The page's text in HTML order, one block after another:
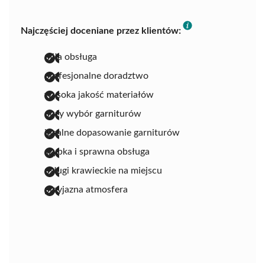
Najczęściej doceniane przez klientów:
miła obsługa
profesjonalne doradztwo
wysoka jakość materiałów
duży wybór garniturów
idealne dopasowanie garniturów
szybka i sprawna obsługa
usługi krawieckie na miejscu
przyjazna atmosfera